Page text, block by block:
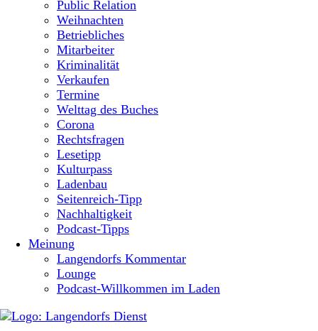
Public Relation
Weihnachten
Betriebliches
Mitarbeiter
Kriminalität
Verkaufen
Termine
Welttag des Buches
Corona
Rechtsfragen
Lesetipp
Kulturpass
Ladenbau
Seitenreich-Tipp
Nachhaltigkeit
Podcast-Tipps
Meinung
Langendorfs Kommentar
Lounge
Podcast-Willkommen im Laden